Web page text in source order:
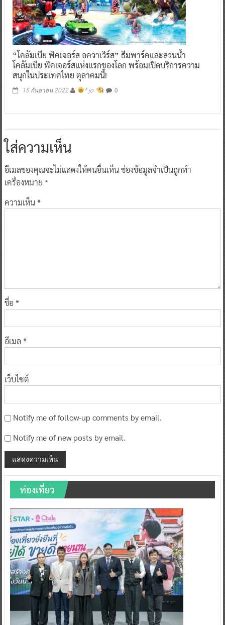
“โคลัมเบีย พิคเจอร์ส อควาเวิร์ส” ธีมพาร์คและสวนน้ำ
โคลัมเบีย พิคเจอร์สแห่งแรกของโลก พร้อมเปิดบริการความ
สนุกในประเทศไทย ตุลาคมนี้!
15 กันยายน 2022 ^ jo ^ 0
ใส่ความเห็น
อีเมลของคุณจะไม่แสดงให้คนอื่นเห็นช่องข้อมูลจำเป็นถูกทำ
เครื่องหมาย *
ความเห็น*
ชื่อ *
อีเมล *
เว็บไซต์
Notify me of follow-up comments by email.
Notify me of new posts by email.
ท่องเที่ยว